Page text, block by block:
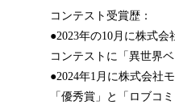
コンテスト受賞歴：
●2023年の10月に株式
コンテストに「異世界
●2024年1月に株式会社
「優秀賞」と「ロブコ